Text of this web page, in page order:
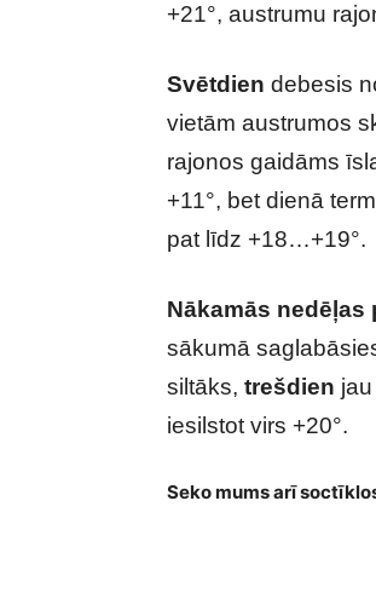
+21°, austrumu
Svētdien debesis
vietām austrumos
rajonos gaidāms
+11°, bet dienā
pat līdz +18…+19°.
Nākamās nedēļas
sākumā
siltāks, trešdien
iesilstot virs +20°.
Seko mums arī